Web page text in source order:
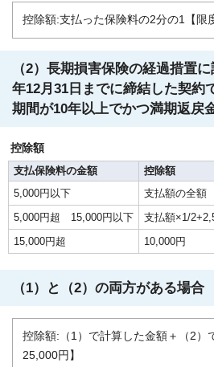
控除額:支払った保険料の2分の1【限
（2）長期損害保険の経過措置
年12月31日までに締結した契約
期間が10年以上でかつ満期返戻
控除額
支払保険料の金額
控除額
5,000円以下
支払額の全額
5,000円超 15,000円以下
支払額×1/
15,000円超
10,000円
（1）と（2）の両方がある場合
控除額:（1）で計算した金額＋（2）
25,000円】